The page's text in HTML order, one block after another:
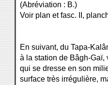
(Abréviation : B.)
Voir plan et fasc. II,
En suivant, du Tapa-
à la station de Bâgh-Gaï,
qui se dresse en son
surface très irrégulière,